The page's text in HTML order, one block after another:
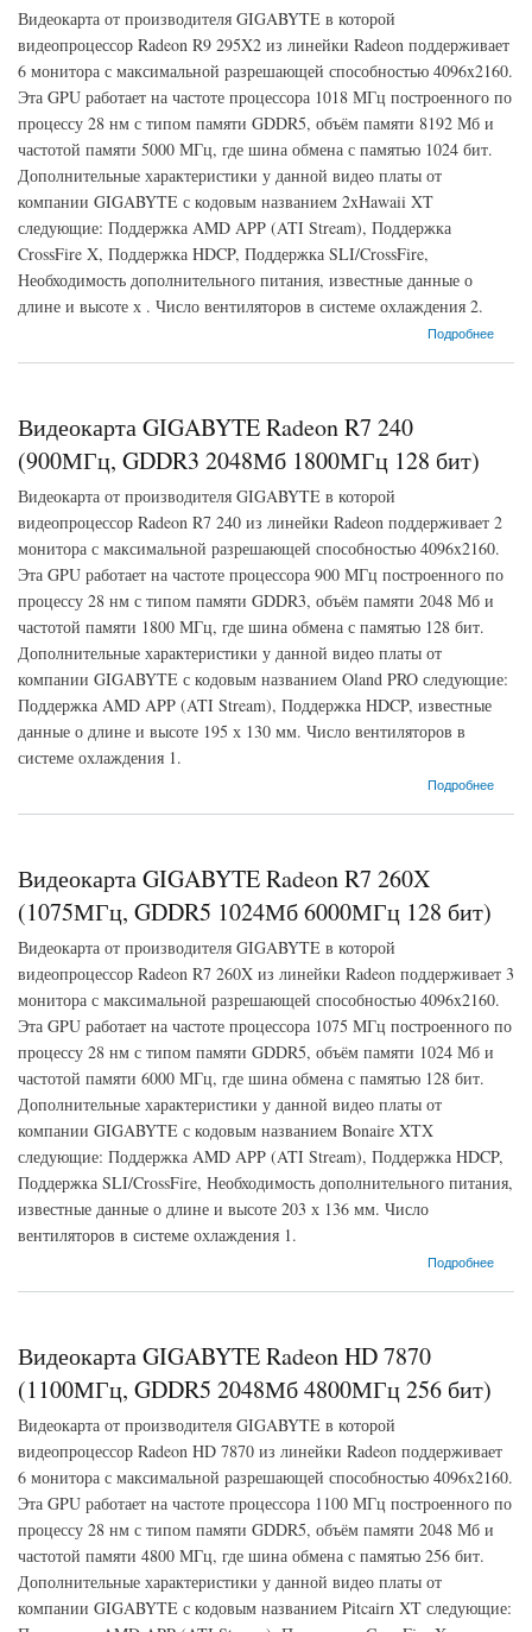
Видеокарта от производителя GIGABYTE в которой
видеопроцессор Radeon R9 295X2 из линейки Radeon поддерживает
6 монитора с максимальной разрешающей способностью 4096x2160.
Эта GPU работает на частоте процессора 1018 МГц построенного по
процессу 28 нм с типом памяти GDDR5, объём памяти 8192 Мб и
частотой памяти 5000 МГц, где шина обмена с памятью 1024 бит.
Дополнительные характеристики у данной видео платы от
компании GIGABYTE с кодовым названием 2xHawaii XT
следующие: Поддержка AMD APP (ATI Stream), Поддержка
CrossFire X, Поддержка HDCP, Поддержка SLI/CrossFire,
Необходимость дополнительного питания, известные данные о
длине и высоте х . Число вентиляторов в системе охлаждения 2.
Подробнее
о Видеокарта GIGABYTE Radeon R9 295X2 (1018МГц, GDDR5 8192Мб 5000МГц 1024
Видеокарта GIGABYTE Radeon R7 240
(900МГц, GDDR3 2048Мб 1800МГц 128 бит)
Видеокарта от производителя GIGABYTE в которой
видеопроцессор Radeon R7 240 из линейки Radeon поддерживает 2
монитора с максимальной разрешающей способностью 4096x2160.
Эта GPU работает на частоте процессора 900 МГц построенного по
процессу 28 нм с типом памяти GDDR3, объём памяти 2048 Мб и
частотой памяти 1800 МГц, где шина обмена с памятью 128 бит.
Дополнительные характеристики у данной видео платы от
компании GIGABYTE с кодовым названием Oland PRO следующие:
Поддержка AMD APP (ATI Stream), Поддержка HDCP, известные
данные о длине и высоте 195 х 130 мм. Число вентиляторов в
системе охлаждения 1.
Подробнее
о Видеокарта GIGABYTE Radeon R7 240 (900МГц, GDDR3 2048Мб 1800МГц 128 бит)
Видеокарта GIGABYTE Radeon R7 260X
(1075МГц, GDDR5 1024Мб 6000МГц 128 бит)
Видеокарта от производителя GIGABYTE в которой
видеопроцессор Radeon R7 260X из линейки Radeon поддерживает 3
монитора с максимальной разрешающей способностью 4096x2160.
Эта GPU работает на частоте процессора 1075 МГц построенного по
процессу 28 нм с типом памяти GDDR5, объём памяти 1024 Мб и
частотой памяти 6000 МГц, где шина обмена с памятью 128 бит.
Дополнительные характеристики у данной видео платы от
компании GIGABYTE с кодовым названием Bonaire XTX
следующие: Поддержка AMD APP (ATI Stream), Поддержка HDCP,
Поддержка SLI/CrossFire, Необходимость дополнительного питания,
известные данные о длине и высоте 203 х 136 мм. Число
вентиляторов в системе охлаждения 1.
Подробнее
о Видеокарта GIGABYTE Radeon R7 260X (1075МГц, GDDR5 1024Мб 6000МГц 128
Видеокарта GIGABYTE Radeon HD 7870
(1100МГц, GDDR5 2048Мб 4800МГц 256 бит)
Видеокарта от производителя GIGABYTE в которой
видеопроцессор Radeon HD 7870 из линейки Radeon поддерживает
6 монитора с максимальной разрешающей способностью 4096x2160.
Эта GPU работает на частоте процессора 1100 МГц построенного по
процессу 28 нм с типом памяти GDDR5, объём памяти 2048 Мб и
частотой памяти 4800 МГц, где шина обмена с памятью 256 бит.
Дополнительные характеристики у данной видео платы от
компании GIGABYTE с кодовым названием Pitcairn XT следующие: